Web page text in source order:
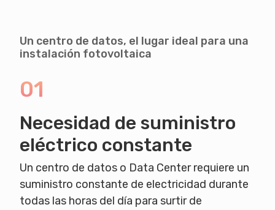
Un centro de datos, el lugar ideal para una
instalación fotovoltaica
01
Necesidad de suministro
eléctrico constante
Un centro de datos o Data Center requiere un
suministro constante de electricidad durante
todas las horas del día para surtir de